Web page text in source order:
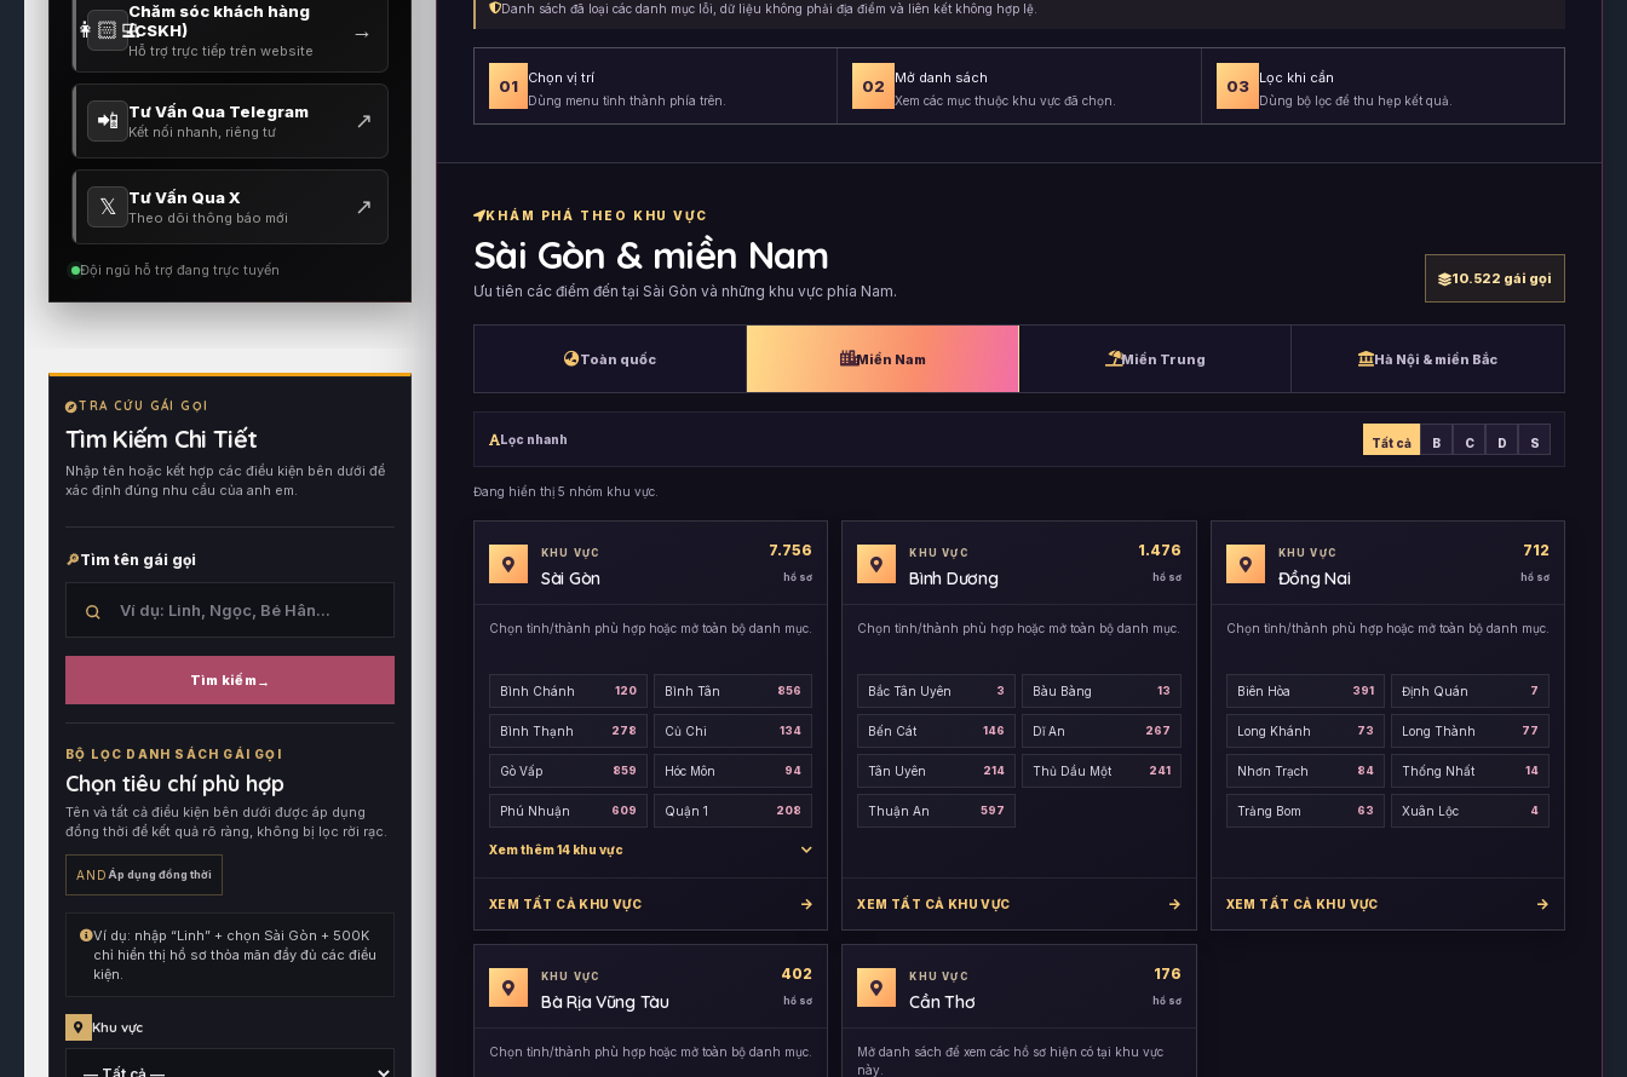
Danh sách đã loại các danh mục lỗi, dữ liệu không phải địa điểm và liên kết không hợp lệ.
01 Chọn vị trí
Dùng menu tỉnh thành phía trên.
02 Mở danh sách
Xem các mục thuộc khu vực đã chọn.
03 Lọc khi cần
Dùng bộ lọc để thu hẹp kết quả.
KHÁM PHÁ THEO KHU VỰC
Sài Gòn & miền Nam
Ưu tiên các điểm đến tại Sài Gòn và những khu vực phía Nam.
10.522 gái gọi
Toàn quốc Miền Nam Miền Trung Hà Nội & miền Bắc
Lọc nhanh Tất cả B C D S
Đang hiển thị 5 nhóm khu vực.
KHU VỰC
Sài Gòn
7.756
hồ sơ
Chọn tỉnh/thành phù hợp hoặc mở toàn bộ danh mục.
Bình Chánh 120 Bình Tân 856
Bình Thạnh 278 Củ Chi 134
Gò Vấp 859 Hóc Môn 94
Phú Nhuận 609 Quận 1 208
Xem thêm 14 khu vực
XEM TẤT CẢ KHU VỰC
KHU VỰC
Bình Dương
1.476
hồ sơ
Chọn tỉnh/thành phù hợp hoặc mở toàn bộ danh mục.
Bắc Tân Uyên 3 Bàu Bàng 13
Bến Cát 146 Dĩ An 267
Tân Uyên 214 Thủ Dầu Một 241
Thuận An 597
XEM TẤT CẢ KHU VỰC
KHU VỰC
Đồng Nai
712
hồ sơ
Chọn tỉnh/thành phù hợp hoặc mở toàn bộ danh mục.
Biên Hòa 391 Định Quán 7
Long Khánh 73 Long Thành 77
Nhơn Trạch 84 Thống Nhất 14
Trảng Bom 63 Xuân Lộc 4
XEM TẤT CẢ KHU VỰC
KHU VỰC
Bà Rịa Vũng Tàu
402
hồ sơ
Chọn tỉnh/thành phù hợp hoặc mở toàn bộ danh mục.
KHU VỰC
Cần Thơ
176
hồ sơ
Mở danh sách để xem các hồ sơ hiện có tại khu vực
này.
👩🏻‍💻
Chăm sóc khách hàng
(CSKH)
Hỗ trợ trực tiếp trên website
→
📲 Tư Vấn Qua Telegram
Kết nối nhanh, riêng tư ↗
𝕏 Tư Vấn Qua X
Theo dõi thông báo mới ↗
Đội ngũ hỗ trợ đang trực tuyến
TRA CỨU GÁI GỌI
Tìm Kiếm Chi Tiết
Nhập tên hoặc kết hợp các điều kiện bên dưới để
xác định đúng nhu cầu của anh em.
Tìm tên gái gọi
Tìm kiếm
trong
tên
hồ
sơ,
đó
kết
hợp
cùng
toàn
điều
BỘ LỌC DANH SÁCH GÁI GỌI
Chọn tiêu chí phù hợp
Tên và tất cả điều kiện bên dưới được áp dụng
đồng thời để kết quả rõ ràng, không bị lọc rời rạc.
AND Áp dụng đồng thời
Ví dụ: nhập “Linh” + chọn Sài Gòn + 500K
chỉ hiển thị hồ sơ thỏa mãn đầy đủ các điều
kiện.
Khu vực